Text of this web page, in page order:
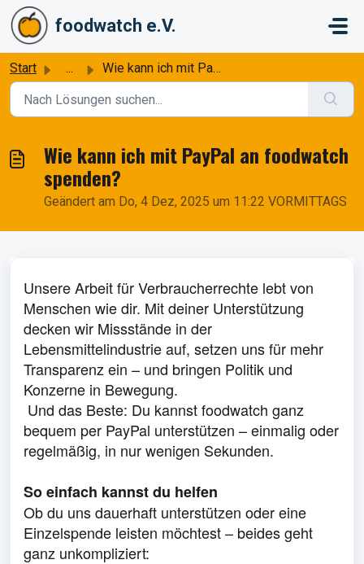
Zum hauptsächlichen Inhalt gehen
foodwatch e.V.
Start ... Wie kann ich mit PayPal an foodwatch spenden?
Wie kann ich mit PayPal an foodwatch
spenden?
Geändert am Do, 4 Dez, 2025 um 11:22 VORMITTAGS
Unsere Arbeit für Verbraucherrechte lebt von
Menschen wie dir. Mit deiner Unterstützung
decken wir Missstände in der
Lebensmittelindustrie auf, setzen uns für mehr
Transparenz ein – und bringen Politik und
Konzerne in Bewegung.
Und das Beste: Du kannst foodwatch ganz
bequem per PayPal unterstützen – einmalig oder
regelmäßig, in nur wenigen Sekunden.
So einfach kannst du helfen
Ob du uns dauerhaft unterstützen oder eine
Einzelspende leisten möchtest – beides geht
ganz unkompliziert: